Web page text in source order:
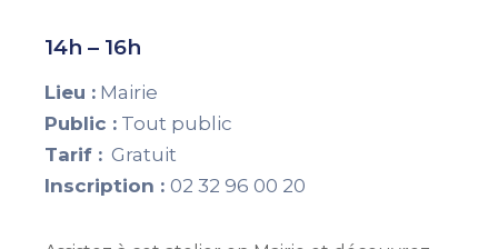
14h – 16h
Lieu : Mairie
Public : Tout public
Tarif : Gratuit
Inscription : 02 32 96 00 20